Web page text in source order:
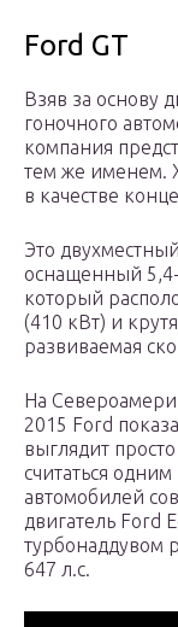
Ford GT
Взяв за основу
гоночного
компания
тем же именем.
в качестве
Это
оснащенный
который
(410 кВт) и
развиваемая
На
2015 Ford
выглядит
считаться
автомобилей
двигатель Ford
турбонаддувом
647 л.с.